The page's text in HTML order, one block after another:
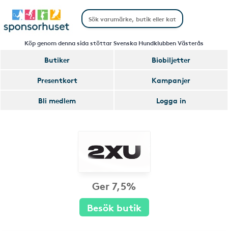
Köp genom denna sida stöttar Svenska Hundklubben Västerås
Butiker
Biobiljetter
Presentkort
Kampanjer
Bli medlem
Logga in
Ger 7,5%
Besök butik